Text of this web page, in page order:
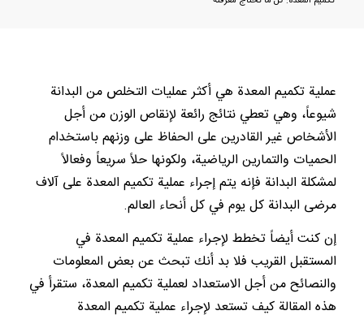
عملية تكميم المعدة هي أكثر عمليات التخلص من البدانة
شيوعاً، وهي تعطي نتائج رائعة لإنقاص الوزن من أجل
الأشخاص غير القادرين على الحفاظ على وزنهم باستخدام
الحميات والتمارين الرياضية، ولكونها حلاً سريعاً وفعالاً
لمشكلة البدانة فإنه يتم إجراء عملية تكميم المعدة على آلاف
مرضى البدانة كل يوم في كل أنحاء العالم.
إن كنت أيضاً تخطط لإجراء عملية تكميم المعدة في
المستقبل القريب فلا بد أنك تبحث عن بعض المعلومات
والنصائح من أجل الاستعداد لعملية تكميم المعدة، ستقرأ في
هذه المقالة كيف تستعد لإجراء عملية تكميم المعدة